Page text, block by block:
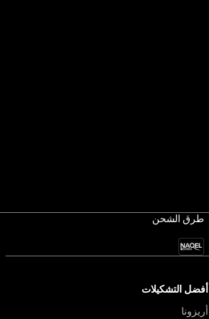
طرق الشحن
أفضل التشكيلات
أريزونا